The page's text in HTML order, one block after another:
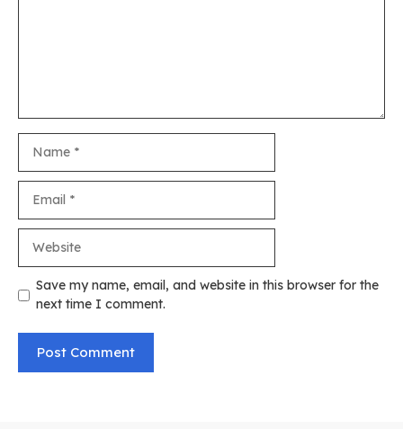
Save my name, email, and website in this browser for the
next time I comment.